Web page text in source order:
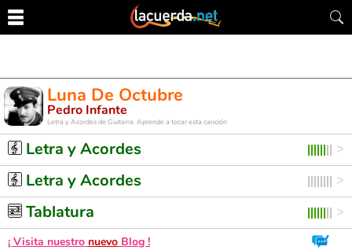
Luna De Octubre
Pedro Infante
Letra y Acordes de Guitarra. Aprende a tocar esta canción
Letra y Acordes
Letra y Acordes
Tablatura
¡ Visita nuestro nuevo Blog !